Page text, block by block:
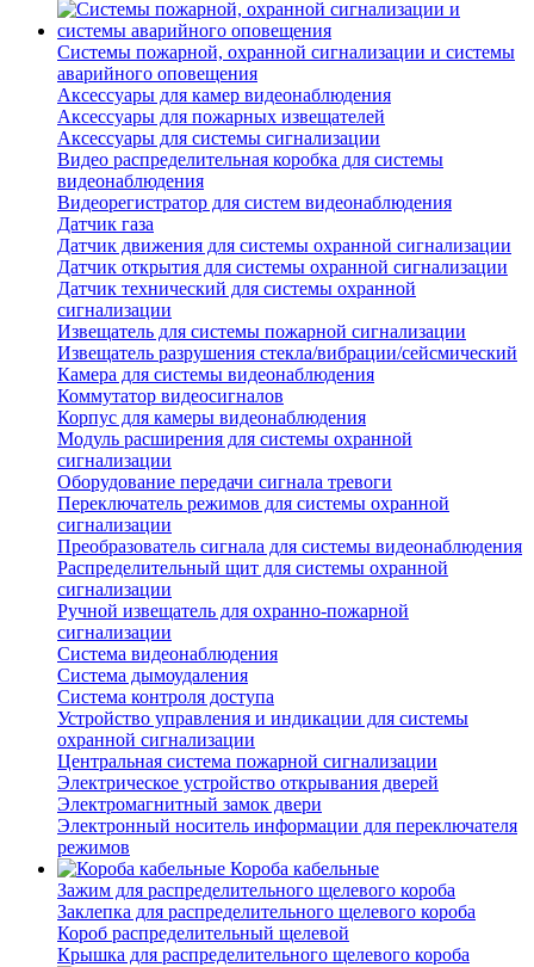
Системы пожарной, охранной сигнализации и системы
аварийного оповещения
Аксессуары для камер видеонаблюдения
Аксессуары для пожарных извещателей
Аксессуары для системы сигнализации
Видео распределительная коробка для системы
видеонаблюдения
Видеорегистратор для систем видеонаблюдения
Датчик газа
Датчик движения для системы охранной сигнализации
Датчик открытия для системы охранной сигнализации
Датчик технический для системы охранной
сигнализации
Извещатель для системы пожарной сигнализации
Извещатель разрушения стекла/вибрации/сейсмический
Камера для системы видеонаблюдения
Коммутатор видеосигналов
Корпус для камеры видеонаблюдения
Модуль расширения для системы охранной
сигнализации
Оборудование передачи сигнала тревоги
Переключатель режимов для системы охранной
сигнализации
Преобразователь сигнала для системы видеонаблюдения
Распределительный щит для системы охранной
сигнализации
Ручной извещатель для охранно-пожарной
сигнализации
Система видеонаблюдения
Система дымоудаления
Система контроля доступа
Устройство управления и индикации для системы
охранной сигнализации
Центральная система пожарной сигнализации
Электрическое устройство открывания дверей
Электромагнитный замок двери
Электронный носитель информации для переключателя
режимов
Короба кабельные
Зажим для распределительного щелевого короба
Заклепка для распределительного щелевого короба
Короб распределительный щелевой
Крышка для распределительного щелевого короба